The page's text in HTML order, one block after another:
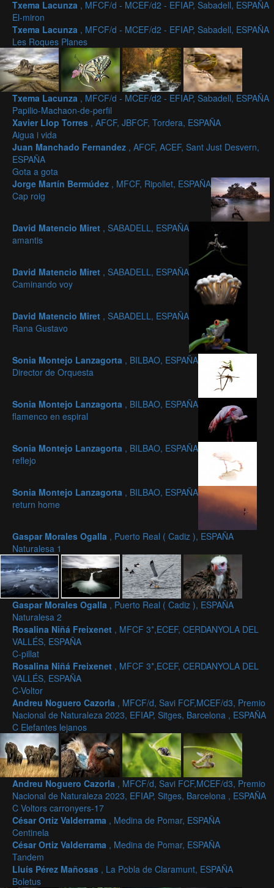
Txema Lacunza , MFCF/d - MCEF/d2 - EFIAP, Sabadell, ESPAÑA
El-miron
Txema Lacunza , MFCF/d - MCEF/d2 - EFIAP, Sabadell, ESPAÑA
Les Roques Planes
Txema Lacunza , MFCF/d - MCEF/d2 - EFIAP, Sabadell, ESPAÑA
Papilio-Machaon-de-perfil
Xavier Llop Torres , AFCF, JBFCF, Tordera, ESPAÑA
Aigua i vida
Juan Manchado Fernandez , AFCF, ACEF, Sant Just Desvern,
ESPAÑA
Gota a gota
Jorge Martín Bermúdez , MFCF, Ripollet, ESPAÑA
Cap roig
David Matencio Miret , SABADELL, ESPAÑA
amantis
David Matencio Miret , SABADELL, ESPAÑA
Caminando voy
David Matencio Miret , SABADELL, ESPAÑA
Rana Gustavo
Sonia Montejo Lanzagorta , BILBAO, ESPAÑA
Director de Orquesta
Sonia Montejo Lanzagorta , BILBAO, ESPAÑA
flamenco en espiral
Sonia Montejo Lanzagorta , BILBAO, ESPAÑA
reflejo
Sonia Montejo Lanzagorta , BILBAO, ESPAÑA
return home
Gaspar Morales Ogalla , Puerto Real ( Cadiz ), ESPAÑA
Naturalesa 1
Gaspar Morales Ogalla , Puerto Real ( Cadiz ), ESPAÑA
Naturalesa 2
Rosalina Niñá Freixenet , MFCF 3*,ECEF, CERDANYOLA DEL
VALLÉS, ESPAÑA
C-pillat
Rosalina Niñá Freixenet , MFCF 3*,ECEF, CERDANYOLA DEL
VALLÉS, ESPAÑA
C-Voltor
Andreu Noguero Cazorla , MFCF/d, Savi FCF,MCEF/d3, Premio
Nacional de Naturaleza 2023, EFIAP, Sitges, Barcelona , ESPAÑA
C Elefantes lejanos
Andreu Noguero Cazorla , MFCF/d, Savi FCF,MCEF/d3, Premio
Nacional de Naturaleza 2023, EFIAP, Sitges, Barcelona , ESPAÑA
C Voltors carronyers-17
César Ortiz Valderrama , Medina de Pomar, ESPAÑA
Centinela
César Ortiz Valderrama , Medina de Pomar, ESPAÑA
Tandem
Lluís Pérez Mañosas , La Pobla de Claramunt, ESPAÑA
Boletus